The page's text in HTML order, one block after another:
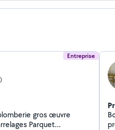
Entreprise